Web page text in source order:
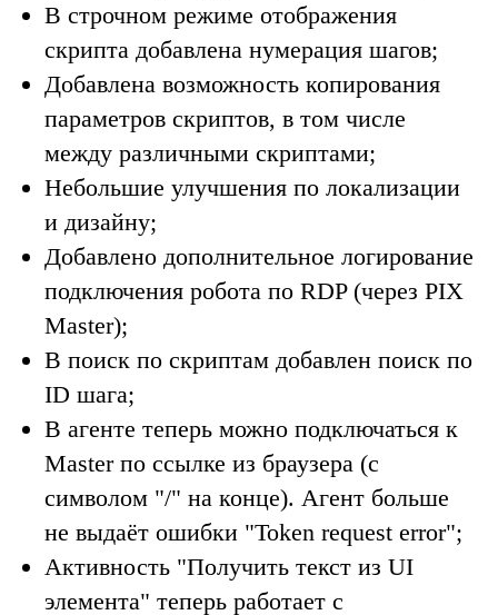
В строчном режиме отображения
скрипта добавлена нумерация шагов;
Добавлена возможность копирования
параметров скриптов, в том числе
между различными скриптами;
Небольшие улучшения по локализации
и дизайну;
Добавлено дополнительное логирование
подключения робота по RDP (через PIX
Master);
В поиск по скриптам добавлен поиск по
ID шага;
В агенте теперь можно подключаться к
Master по ссылке из браузера (с
символом "/" на конце). Агент больше
не выдаёт ошибки "Token request error";
Активность "Получить текст из UI
элемента" теперь работает с